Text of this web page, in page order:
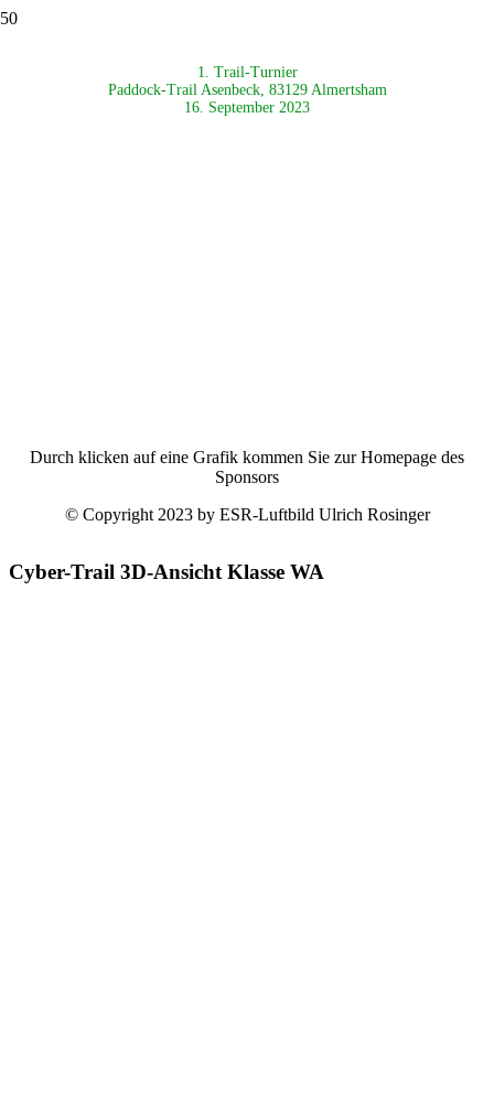
1. Trail-Turnier
Paddock-Trail Asenbeck, 83129 Almertsham
16. September 2023
Durch klicken auf eine Grafik kommen Sie zur Homepage des
Sponsors
© Copyright 2023 by ESR-Luftbild Ulrich Rosinger
Cyber-Trail 3D-Ansicht Klasse WA